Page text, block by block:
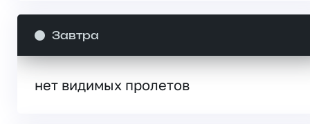
Завтра
нет видимых пролетов